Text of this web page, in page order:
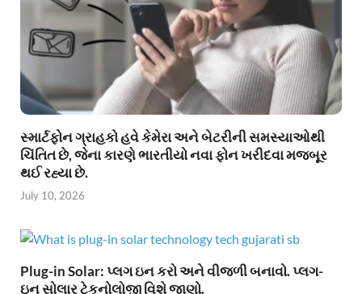
સ્માર્ટફોન ગ્રાહકો હવે કેમેરા અને બેટરીની સમસ્યાઓથી
ચિંતિત છે, જેના કારણે ભારતીયો નવા ફોન ખરીદવા મજબૂર
થઈ રહ્યા છે.
July 10, 2026
Plug-in Solar: પ્લગ ઇન કરો અને વીજળી બનાવો. પ્લગ-
ઇન સોલાર ટેકનોલોજી વિશે જાણો.